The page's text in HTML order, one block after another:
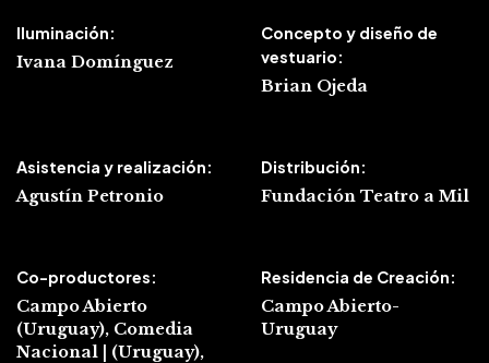
Iluminación:
Ivana Domínguez
Concepto y diseño de
vestuario:
Brian Ojeda
Asistencia y realización:
Agustín Petronio
Distribución:
Fundación Teatro a Mil
Co-productores:
Campo Abierto
(Uruguay), Comedia
Nacional
| (Uruguay),
Residencia de Creación:
Campo Abierto-
Uruguay